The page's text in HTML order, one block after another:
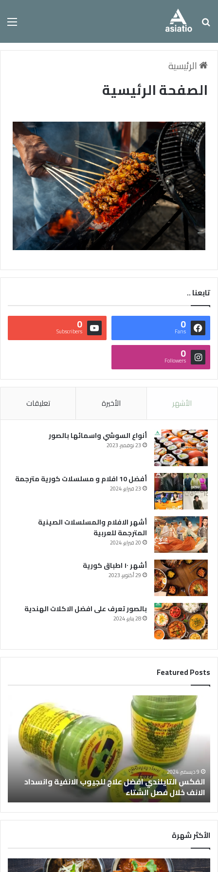
الرئيسية
الصفحة الرئيسية
تابعنا ..
0
Fans
0
Subscribers
0
Followers
الأشهر الأخيرة تعليقات
أنواع السوشي واسمائها بالصور
23 نوفمبر، 2023
أفضل 10 افلام و مسلسلات كورية مترجمة
23 فبراير، 2024
أشهر الافلام والمسلسلات الصينية
المترجمة للعربية
20 فبراير، 2024
أشهر ١٠ اطباق كورية
29 أكتوبر، 2023
بالصور تعرف على افضل الاكلات الهندية
28 يناير، 2024
Featured Posts
9 ديسمبر، 2024
الفكس التايلندي افضل علاج للجيوب الانفية وانسداد
الانف خلال فصل الشتاء
الأكثر شهرة